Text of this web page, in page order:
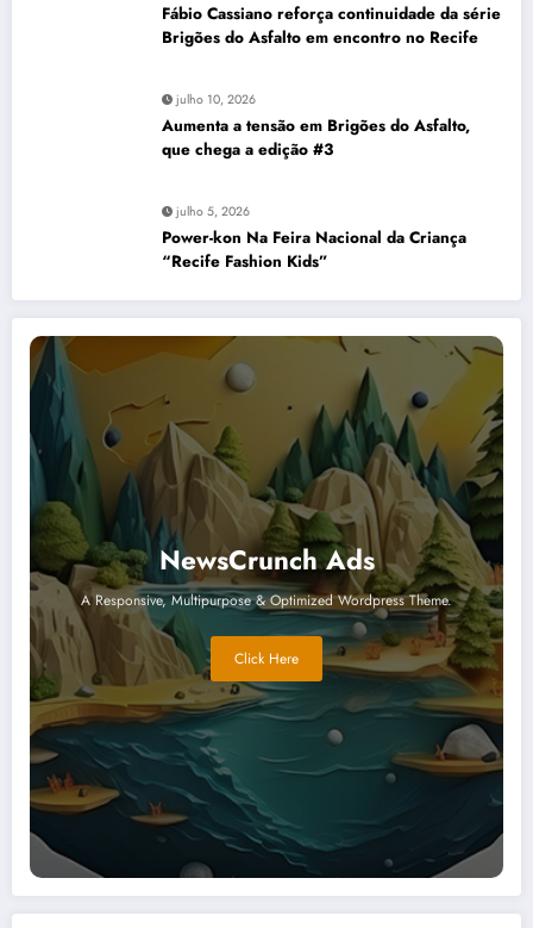
Fábio Cassiano reforça continuidade da série
Brigões do Asfalto em encontro no Recife
julho 10, 2026
Aumenta a tensão em Brigões do Asfalto,
que chega a edição #3
julho 5, 2026
Power-kon Na Feira Nacional da Criança
“Recife Fashion Kids”
NewsCrunch Ads
A Responsive, Multipurpose & Optimized Wordpress Theme.
Click Here